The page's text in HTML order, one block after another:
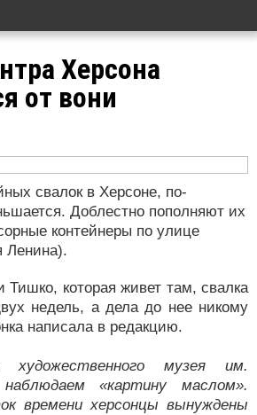
Херсона
от вони
свалок в Херсоне, по-
Доблестно пополняют их
контейнеры по улице
Ленина).
Тишко, которая живет там, свалка
недель, а дела до нее никому
написала в редакцию.
художественного музея им.
«картину маслом».
времени херсонцы вынуждены